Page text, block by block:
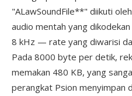
"ALawSoundFile**" diikuti
audio mentah yang
8 kHz — rate yang diwarisi
Pada 8000 byte per detik,
memakan 480 KB, yang
perangkat Psion menyimpan